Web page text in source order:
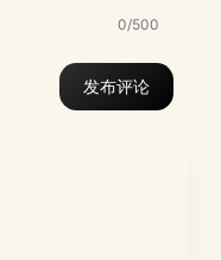
0/500
发布评论